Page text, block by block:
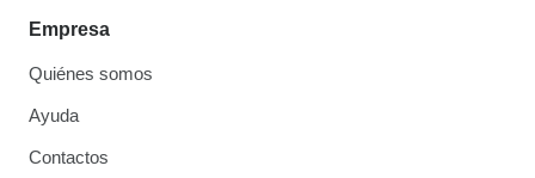
Empresa
Quiénes somos
Ayuda
Contactos